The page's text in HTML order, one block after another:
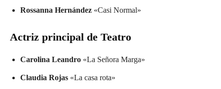
Rossanna Hernández «Casi Normal»
Actriz principal de Teatro
Carolina Leandro «La Señora Marga»
Claudia Rojas «La casa rota»